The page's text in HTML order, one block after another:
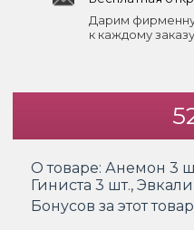
Дарим
к каждому заказу.
О товаре: Анемон 3
Гиниста 3 шт.,
Бонусов за этот